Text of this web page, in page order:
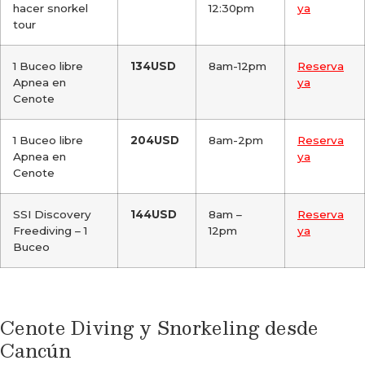
hacer snorkel
tour
12:30pm
ya
1 Buceo libre
Apnea en
Cenote
134USD 8am-12pm
Reserva
ya
1 Buceo libre
Apnea en
Cenote
204USD 8am-2pm
Reserva
ya
SSI Discovery
Freediving – 1
Buceo
144USD
8am –
12pm
Reserva
ya
Cenote Diving y Snorkeling desde
Cancún